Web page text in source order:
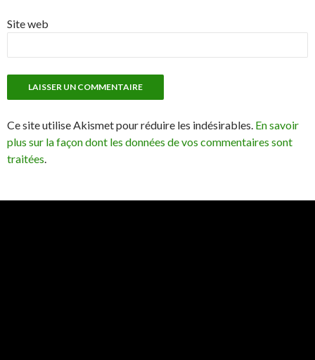
Site web
Ce site utilise Akismet pour réduire les indésirables. En savoir
plus sur la façon dont les données de vos commentaires sont
traitées.